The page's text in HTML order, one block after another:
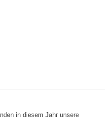
in diesem Jahr unsere